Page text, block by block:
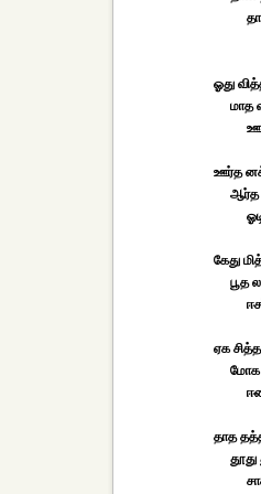
தான
ஓது
மாத
ஊச
ஊர்த
ஆர்த
ஓடி
கேது
பூத
ஈசர்
ஏக
மோக
ஈன
தாத
தூது
சாச